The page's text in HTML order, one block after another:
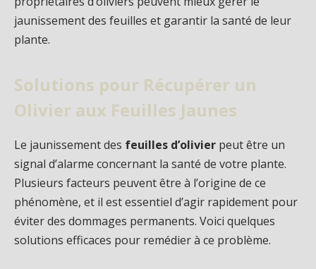
jaunissement des feuilles et garantir la santé de leur
plante.
Solutions pour Récupérer un
Olivier aux Feuilles Jaunes
Le jaunissement des feuilles d’olivier peut être un
signal d’alarme concernant la santé de votre plante.
Plusieurs facteurs peuvent être à l’origine de ce
phénomène, et il est essentiel d’agir rapidement pour
éviter des dommages permanents. Voici quelques
solutions efficaces pour remédier à ce problème.